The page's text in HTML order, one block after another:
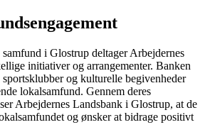
i Glostrup deltager Arbejdernes
initiativer og arrangementer. Banken
og kulturelle begivenheder
lokalsamfund. Gennem deres
Arbejdernes Landsbank i Glostrup, at de
og ønsker at bidrage positivt